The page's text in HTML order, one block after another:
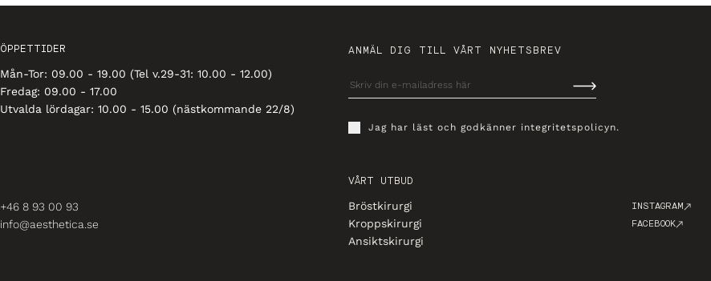
ÖPPETTIDER
Mån-Tor: 09.00 - 19.00 (Tel v.29-31: 10.00 - 12.00)
Fredag: 09.00 - 17.00
Utvalda lördagar: 10.00 - 15.00 (nästkommande 22/8)
ANMÄL DIG TILL VÅRT NYHETSBREV
Jag har läst och godkänner integritetspolicyn.
+46 8 93 00 93
info@aesthetica.se
VÅRT UTBUD
Bröstkirurgi
Kroppskirurgi
Ansiktskirurgi
INSTAGRAM
FACEBOOK